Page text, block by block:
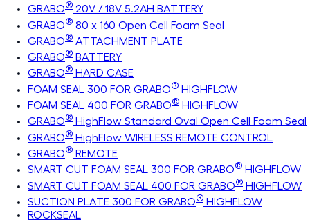
GRABO® 20V / 18V 5.2AH BATTERY
GRABO® 80 x 160 Open Cell Foam Seal
GRABO® ATTACHMENT PLATE
GRABO® BATTERY
GRABO® HARD CASE
FOAM SEAL 300 FOR GRABO® HIGHFLOW
FOAM SEAL 400 FOR GRABO® HIGHFLOW
GRABO® HighFlow Standard Oval Open Cell Foam Seal
GRABO® HighFlow WIRELESS REMOTE CONTROL
GRABO® REMOTE
SMART CUT FOAM SEAL 300 FOR GRABO® HIGHFLOW
SMART CUT FOAM SEAL 400 FOR GRABO® HIGHFLOW
SUCTION PLATE 300 FOR GRABO® HIGHFLOW
ROCKSEAL